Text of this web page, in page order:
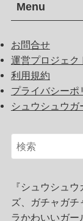
Menu
お問合せ
運営プロジェク
利用規約
プライバシーポ
シュウシュウガ
『シュウシュ
ズ、ガチャガ
ラかわいいガー